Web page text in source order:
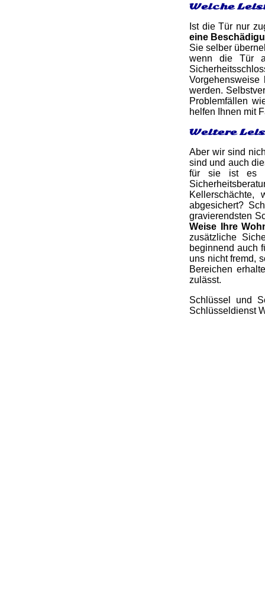
Welche
Ist die Tür nur
eine
Sie selber
wenn die Tür
werden.
Problemfällen
helfen Ihnen mit
Weitere
Aber wir sind
sind und auch
für sie ist es
Kellerschächte,
abgesichert?
gravierendsten
Weise Ihre
zusätzliche
beginnend auch
uns nicht fremd,
Bereichen
zulässt.
Schlüssel und
Schlüsseldienst